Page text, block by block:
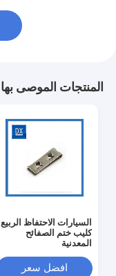
المنتجات الموصى بها
السيارات الاحتفاظ الربيع
كليب ختم الصفائح
المعدنية
افضل سعر